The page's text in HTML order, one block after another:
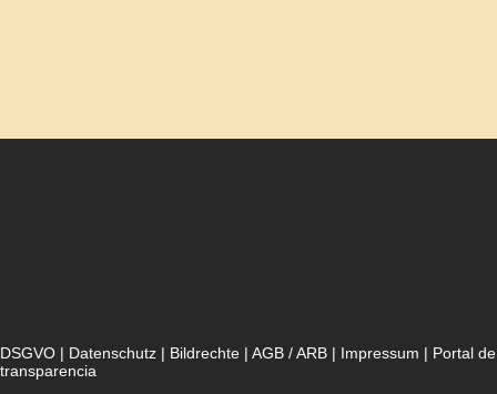
DSGVO | Datenschutz | Bildrechte | AGB / ARB | Impressum | Portal de
transparencia